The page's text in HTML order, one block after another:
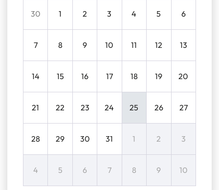
30 1 2 3 4 5 6
7 8 9 10 11 12 13
14 15 16 17 18 19 20
21 22 23 24 25 26 27
28 29 30 31 1 2 3
4 5 6 7 8 9 10